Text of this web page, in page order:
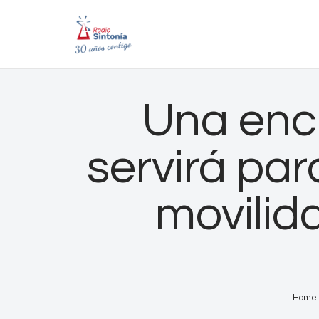
Una
servirá
Home